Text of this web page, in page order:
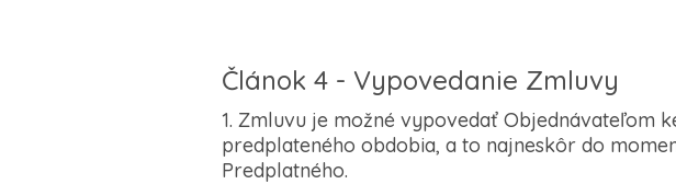
Článok 4 - Vypovedanie Zmluvy
1. Zmluvu je možné vypovedať Objednávateľom
predplateného obdobia, a to najneskôr do
Predplatného.